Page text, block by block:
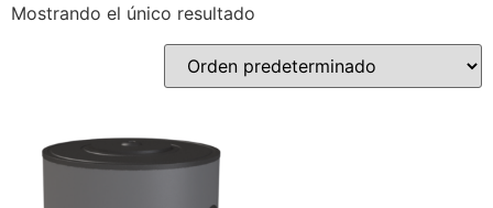
Mostrando el único resultado